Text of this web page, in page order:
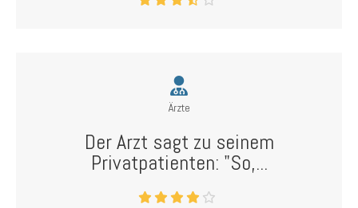
Ärzte
Der Arzt sagt zu seinem
Privatpatienten: "So,...